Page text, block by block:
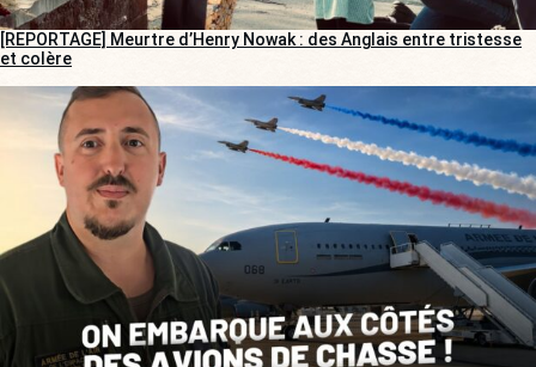
[REPORTAGE] Meurtre d’Henry Nowak : des Anglais entre tristesse
et colère